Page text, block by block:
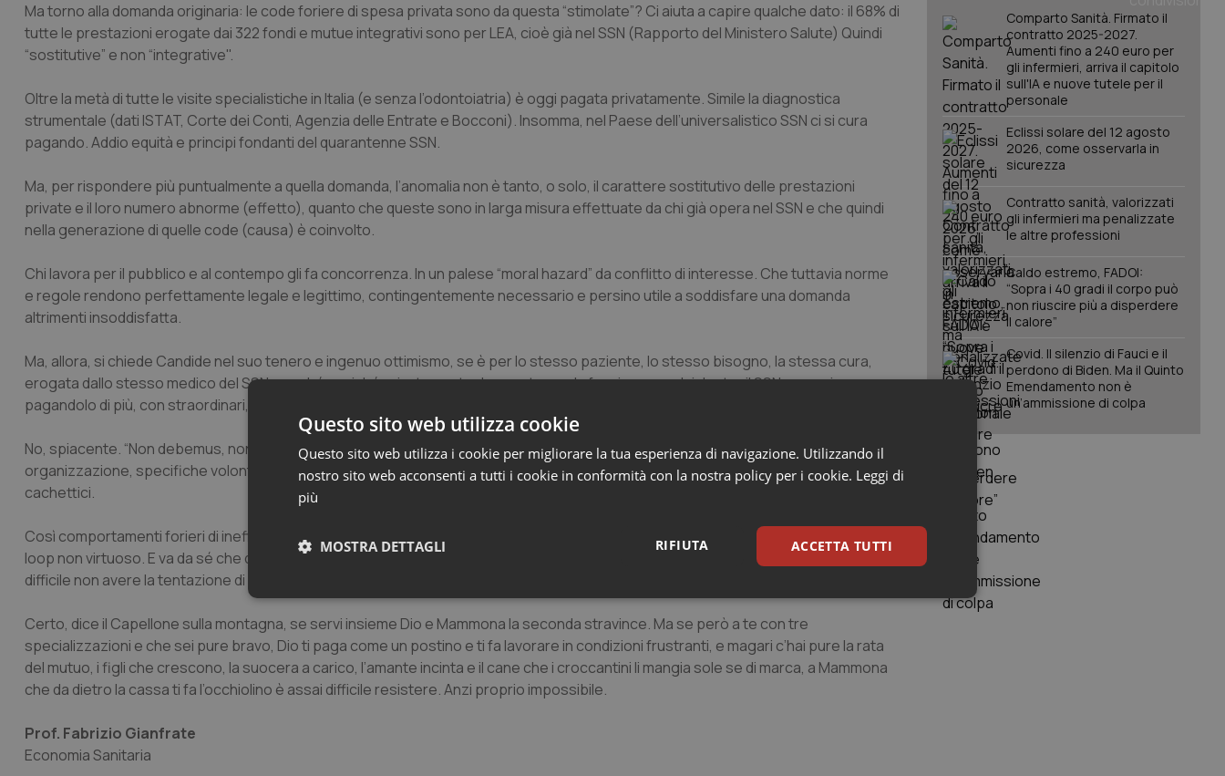
Ma torno alla domanda originaria: le code foriere di spesa privata sono da questa “stimolate”? Ci aiuta a capire qualche dato: il 68% di
tutte le prestazioni erogate dai 322 fondi e mutue integrativi sono per LEA, cioè già nel SSN (Rapporto del Ministero Salute) Quindi
“sostitutive” e non “integrative".
Oltre la metà di tutte le visite specialistiche in Italia (e senza l’odontoiatria) è oggi pagata privatamente. Simile la diagnostica
strumentale (dati ISTAT, Corte dei Conti, Agenzia delle Entrate e Bocconi). Insomma, nel Paese dell’universalistico SSN ci si cura
pagando. Addio equità e principi fondanti del quarantenne SSN.
Ma, per rispondere più puntualmente a quella domanda, l’anomalia non è tanto, o solo, il carattere sostitutivo delle prestazioni
private e il loro numero abnorme (effetto), quanto che queste sono in larga misura effettuate da chi già opera nel SSN e che quindi
nella generazione di quelle code (causa) è coinvolto.
Chi lavora per il pubblico e al contempo gli fa concorrenza. In un palese “moral hazard” da conflitto di interesse. Che tuttavia norme
e regole rendono perfettamente legale e legittimo, contingentemente necessario e persino utile a soddisfare una domanda
altrimenti insoddisfatta.
Ma, allora, si chiede Candide nel suo tenero e ingenuo ottimismo, se è per lo stesso paziente, lo stesso bisogno, la stessa cura,
erogata dallo stesso medico del SSN, perché anziché privatamente da questo non la facciamo con lui dentro il SSN, magari
pagandolo di più, con straordinari, e assumendo più gente?
No, spiacente. “Non debemus, non possumus, non volumus” risponderebbe Pio VII. Per mancanza di risorse, strutture,
organizzazione, specifiche volontà, regole correnti, giusta tutela dell’insieme di professionisti dagli stipendi SSN generalmente
cachettici.
Così comportamenti forieri di inefficienze e iniquità sono dettati e/o consentiti da regole e status quo vigenti. Alimentandosi in un
loop non virtuoso. E va da sé che di quei due cappelli, pubblico e privato, indossati insieme sul camice bianco, dato il contesto, è
difficile non avere la tentazione di usarli l’uno per i fini dell’altro.
Certo, dice il Capellone sulla montagna, se servi insieme Dio e Mammona la seconda stravince. Ma se però a te con tre
specializzazioni e che sei pure bravo, Dio ti paga come un postino e ti fa lavorare in condizioni frustranti, e magari c’hai pure la rata
del mutuo, i figli che crescono, la suocera a carico, l’amante incinta e il cane che i croccantini li mangia sole se di marca, a Mammona
che da dietro la cassa ti fa l’occhiolino è assai difficile resistere. Anzi proprio impossibile.
Prof. Fabrizio Gianfrate
Economia Sanitaria
Comparto Sanità. Firmato il
contratto 2025-2027.
Aumenti fino a 240 euro per
gli infermieri, arriva il capitolo
sull'IA e nuove tutele per il
personale
Eclissi solare del 12 agosto
2026, come osservarla in
sicurezza
Contratto sanità, valorizzati
gli infermieri ma penalizzate
le altre professioni
Caldo estremo, FADOI:
“Sopra i 40 gradi il corpo può
non riuscire più a disperdere
il calore”
Covid. Il silenzio di Fauci e il
perdono di Biden. Ma il Quinto
Emendamento non è
un’ammissione di colpa
Questo sito web utilizza cookie
Questo sito web utilizza i cookie per migliorare la tua esperienza di navigazione. Utilizzando il
nostro sito web acconsenti a tutti i cookie in conformità con la nostra policy per i cookie. Leggi di
più
ACCETTA TUTTI
RIFIUTA
MOSTRA DETTAGLI
Necessari Statistici Marketing